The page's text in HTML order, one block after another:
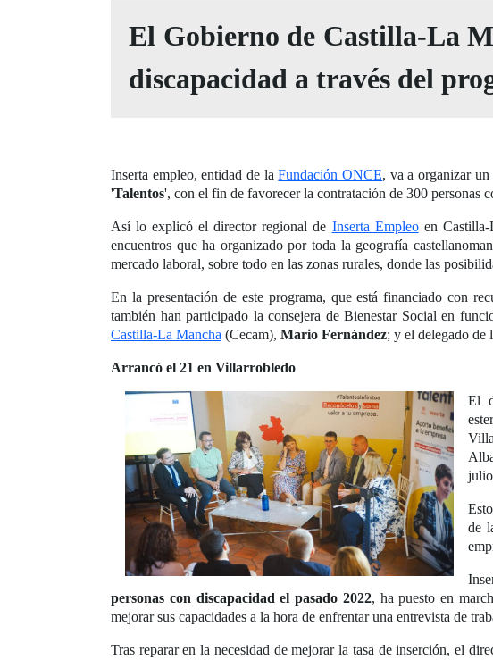
El Gobierno de Castilla-La
discapacidad a través del
Inserta empleo, entidad de laFundación ONCE, va a organizar
'Talentos', con el fin de favorecer la contratación de 300 personas
Así lo explicó el director regional de Inserta Empleoen Castilla-
encuentros que ha organizado por toda la geografía
mercado laboral, sobre todo en las zonas rurales, donde las
En la presentación de este programa, que está financiado con
también han participado la consejera de Bienestar Social en
Castilla-La Mancha (Cecam), Mario Fernández; y el delegado
Arrancó el 21 en Villarrobledo
El
de
personas con discapacidad el pasado 2022, ha puesto en
mejorar sus capacidades a la hora de enfrentar una entrevista de
Tras reparar en la necesidad de mejorar la tasa de inserción, el